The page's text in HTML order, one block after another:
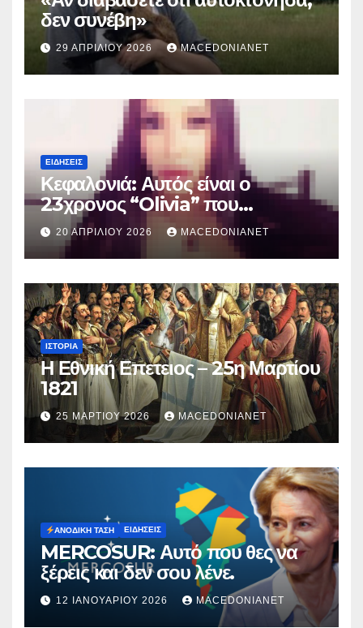
δεν συνέβη»
29 ΑΠΡΙΛΊΟΥ 2026 MACEDONIANET
ΕΙΔΉΣΕΙΣ
Κεφαλονιά: Αυτός είναι ο
23χρονος “Olivia” που
κατηγορείται για τον θάνατο της
Μυρτούς
20 ΑΠΡΙΛΊΟΥ 2026 MACEDONIANET
ΙΣΤΟΡΊΑ
Η Εθνική Επετειος – 25η Μαρτίου
1821
25 ΜΑΡΤΊΟΥ 2026 MACEDONIANET
ΑΝΟΔΙΚΉ ΤΆΣΗ ΕΙΔΉΣΕΙΣ
MERCOSUR: Αυτό που θες να
ξέρεις και δεν σου λένε.
12 ΙΑΝΟΥΑΡΊΟΥ 2026 MACEDONIANET